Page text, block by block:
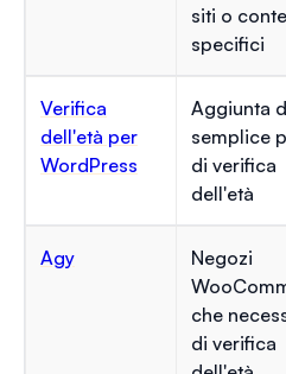
siti o
specifici
Verifica
dell'età per
WordPress
Aggiunta
semplice
di verifica
dell'età
Agy
Negozi
che
di verifica